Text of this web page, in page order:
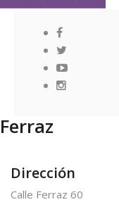
Ferraz
Dirección
Calle Ferraz 60